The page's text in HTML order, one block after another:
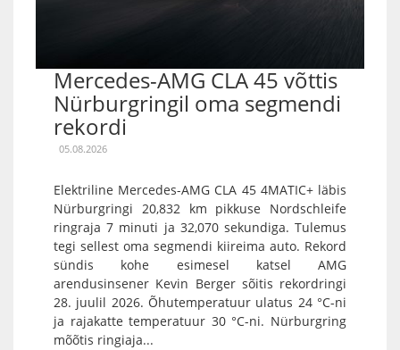
Mercedes-AMG CLA 45 võttis
Nürburgringil oma segmendi
rekordi
05.08.2026
Elektriline Mercedes-AMG CLA 45 4MATIC+ läbis
Nürburgringi 20,832 km pikkuse Nordschleife
ringraja 7 minuti ja 32,070 sekundiga. Tulemus
tegi sellest oma segmendi kiireima auto. Rekord
sündis kohe esimesel katsel AMG
arendusinsener Kevin Berger sõitis rekordringi
28. juulil 2026. Õhutemperatuur ulatus 24 °C-ni
ja rajakatte temperatuur 30 °C-ni. Nürburgring
mõõtis ringiaja...